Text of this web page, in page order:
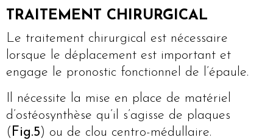
TRAITEMENT CHIRURGICAL
Le traitement chirurgical est nécessaire
lorsque le déplacement est important et
engage le pronostic fonctionnel de l’épaule.
Il nécessite la mise en place de matériel
d’ostéosynthèse qu’il s’agisse de plaques
( Fig.5) ou de clou centro-médullaire.